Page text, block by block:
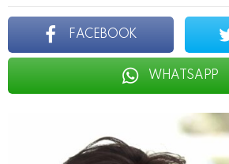
FACEBOOK
WHATSAPP